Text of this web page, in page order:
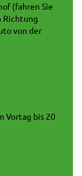
(fahren Sie
Richtung
von der
Vortag bis 20